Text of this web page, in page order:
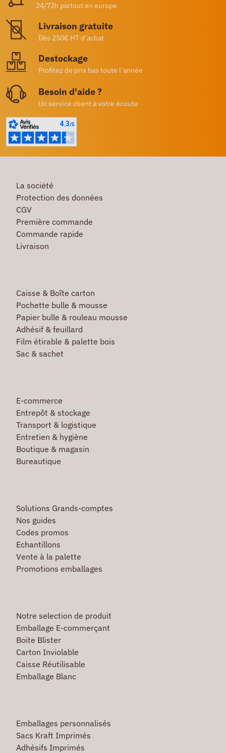
24/72h partout en europe
Livraison gratuite
Dès 250€ HT d’achat
Destockage
Profitez de prix bas toute l’année
Besoin d'aide ?
Un service client à votre écoute
La société
Protection des données
CGV
Première commande
Commande rapide
Livraison
Caisse & Boîte carton
Pochette bulle & mousse
Papier bulle & rouleau mousse
Adhésif & feuillard
Film étirable & palette bois
Sac & sachet
E-commerce
Entrepôt & stockage
Transport & logistique
Entretien & hygiène
Boutique & magasin
Bureautique
Solutions Grands-comptes
Nos guides
Codes promos
Echantillons
Vente à la palette
Promotions emballages
Notre selection de produit
Emballage E-commerçant
Boite Blister
Carton Inviolable
Caisse Réutilisable
Emballage Blanc
Emballages personnalisés
Sacs Kraft Imprimés
Adhésifs Imprimés